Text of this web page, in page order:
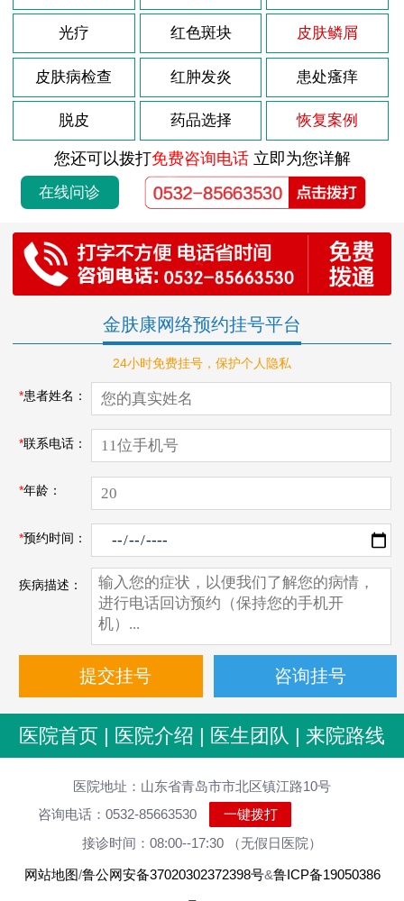
光疗 红色斑块 皮肤鳞屑
皮肤病检查 红肿发炎 患处瘙痒
脱皮 药品选择 恢复案例
您还可以拨打免费咨询电话立即为您详解
在线问诊
金肤康网络预约挂号平台
24小时免费挂号，保护个人隐私
*患者姓名：
*联系电话：
*年龄：
*预约时间：
疾病描述：
医院首页 | 医院介绍 | 医生团队 | 来院路线
医院地址：山东省青岛市市北区镇江路10号
咨询电话：0532-85663530
一键拨打
接诊时间：08:00--17:30 （无假日医院）
网站地图/鲁公网安备37020302372398号&鲁ICP备19050386